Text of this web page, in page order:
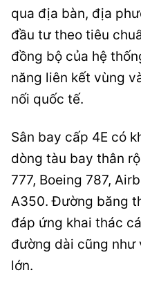
qua địa bàn, địa
đầu tư theo tiêu
đồng bộ của hệ
năng liên kết vùng
nối quốc tế.
Sân bay cấp 4E có
dòng tàu bay thân
777, Boeing 787,
A350. Đường băng
đáp ứng khai thác
đường dài cũng như
lớn.